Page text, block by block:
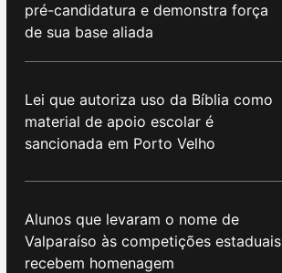
pré-candidatura e demonstra força
de sua base aliada
Lei que autoriza uso da Bíblia como
material de apoio escolar é
sancionada em Porto Velho
Alunos que levaram o nome de
Valparaíso às competições estaduais
recebem homenagem